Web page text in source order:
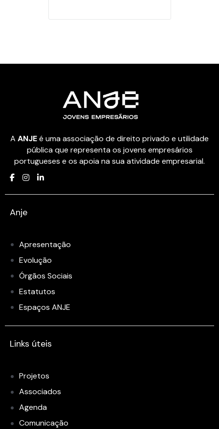
A ANJEé uma associação de direito privado e utilidade
pública que representa os jovens empresários
portugueses e os apoia na sua atividade empresarial.
Anje
Apresentação
Evolução
Órgãos Sociais
Estatutos
Espaços ANJE
Links úteis
Projetos
Associados
Agenda
Comunicação